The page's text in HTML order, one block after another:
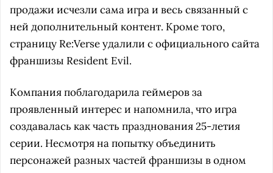
продажи исчезли сама игра и весь связанный с
ней дополнительный контент. Кроме того,
страницу Re:Verse удалили с официального сайта
франшизы Resident Evil.
Компания поблагодарила геймеров за
проявленный интерес и напомнила, что игра
создавалась как часть празднования 25-летия
серии. Несмотря на попытку объединить
персонажей разных частей франшизы в одном